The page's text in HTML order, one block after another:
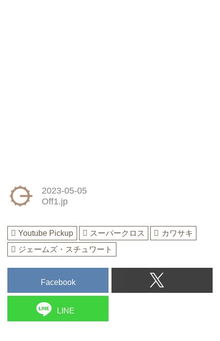
2023-05-05
Off1.jp
Youtube Pickup スーパークロス
カワサキ
ジェームズ・スチュワート
Facebook
LINE